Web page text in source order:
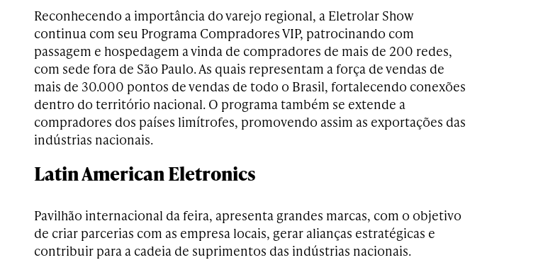
Reconhecendo a importância do varejo regional, a Eletrolar Show
continua com seu Programa Compradores VIP, patrocinando com
passagem e hospedagem a vinda de compradores de mais de 200 redes,
com sede fora de São Paulo. As quais representam a força de vendas de
mais de 30.000 pontos de vendas de todo o Brasil, fortalecendo conexões
dentro do território nacional. O programa também se extende a
compradores dos países limítrofes, promovendo assim as exportações das
indústrias nacionais.
Latin American Eletronics
Pavilhão internacional da feira, apresenta grandes marcas, com o objetivo
de criar parcerias com as empresa locais, gerar alianças estratégicas e
contribuir para a cadeia de suprimentos das indústrias nacionais.